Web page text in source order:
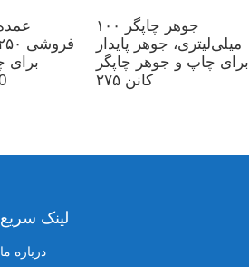
برای
جوهر چاپگر ۱۰۰
میلی‌لیتری، جوهر پایدار
برای چاپ و جوهر چاپگر
کانن ۲۷۵
لینک سریع
درباره ما